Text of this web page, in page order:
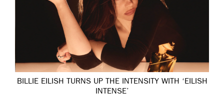
BILLIE EILISH TURNS UP THE INTENSITY WITH ‘EILISH
INTENSE’